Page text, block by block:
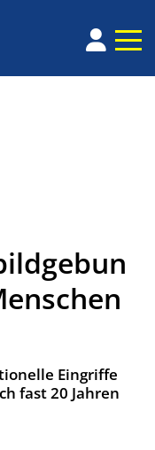
Ein­grif­fe
fast 20 Jah­ren